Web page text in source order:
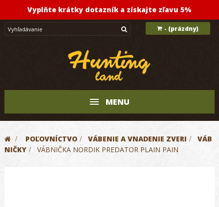
Vyplňte krátky dotazník a získajte zľavu 5%
- (prázdny)
MENU
> POĽOVNÍCTVO > VÁBENIE A VNADENIE ZVERI >
VÁB
NIČKY > VÁBNIČKA NORDIK PREDATOR PLAIN PAIN